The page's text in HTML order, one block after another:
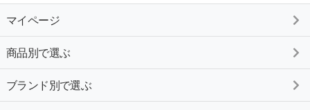
マイページ
商品別で選ぶ
ブランド別で選ぶ